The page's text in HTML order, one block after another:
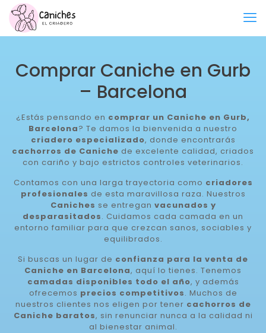
Comprar Caniche en Gurb
– Barcelona
¿Estás pensando en comprar un Caniche en Gurb,
Barcelona? Te damos la bienvenida a nuestro
criadero especializado, donde encontrarás
cachorros de Caniche de excelente calidad, criados
con cariño y bajo estrictos controles veterinarios.
Contamos con una larga trayectoria como criadores
profesionales de esta maravillosa raza. Nuestros
Caniches se entregan vacunados y
desparasitados. Cuidamos cada camada en un
entorno familiar para que crezcan sanos, sociables y
equilibrados.
Si buscas un lugar de confianza para la venta de
Caniche en Barcelona, aquí lo tienes. Tenemos
camadas disponibles todo el año, y además
ofrecemos precios competitivos. Muchos de
nuestros clientes nos eligen por tener cachorros de
Caniche baratos, sin renunciar nunca a la calidad ni
al bienestar animal.